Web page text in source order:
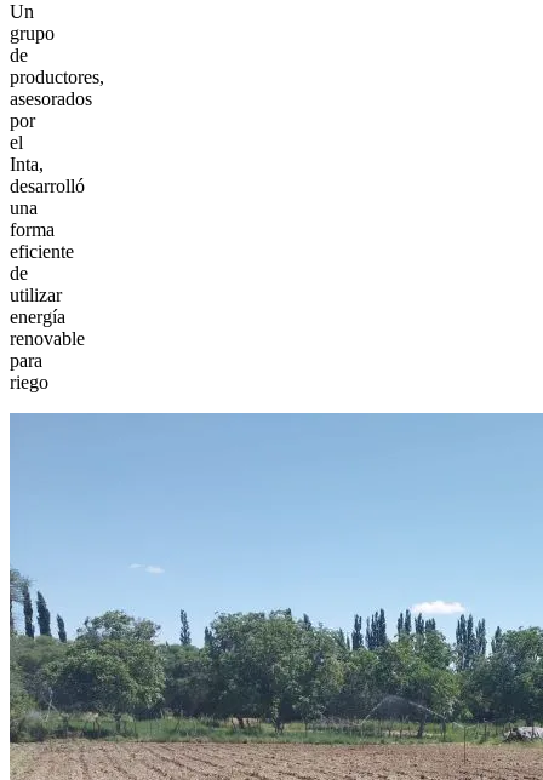
Un
grupo
de
productores,
asesorados
por
el
Inta,
desarrolló
una
forma
eficiente
de
utilizar
energía
renovable
para
riego